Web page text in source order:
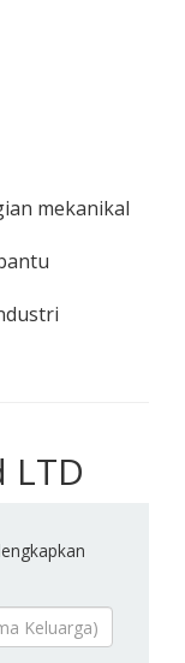
mekanikal
LTD